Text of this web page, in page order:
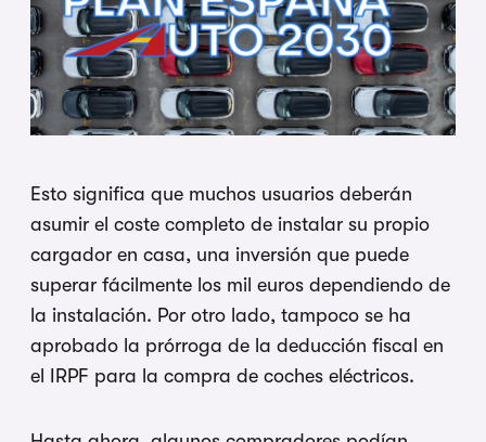
Esto significa que muchos usuarios deberán
asumir el coste completo de instalar su propio
cargador en casa, una inversión que puede
superar fácilmente los mil euros dependiendo de
la instalación. Por otro lado, tampoco se ha
aprobado la prórroga de la deducción fiscal en
el IRPF para la compra de coches eléctricos.